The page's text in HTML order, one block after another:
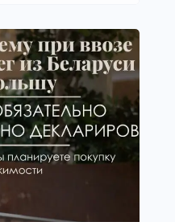
считает,
10–20%
В
модели
при
Польше без